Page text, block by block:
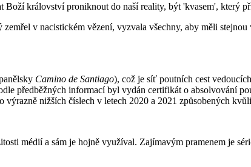
Boží království proniknout do naší reality, být 'kvasem', který
v nacistickém vězení, vyzvala všechny, aby měli
Camino de Santiago), což je síť poutních cest
předběžných informací byl vydán certifikát o absolvování
nižších číslech v letech 2020 a 2021 způsobených
médií a sám je hojně využíval. Zajímavým pramenem je